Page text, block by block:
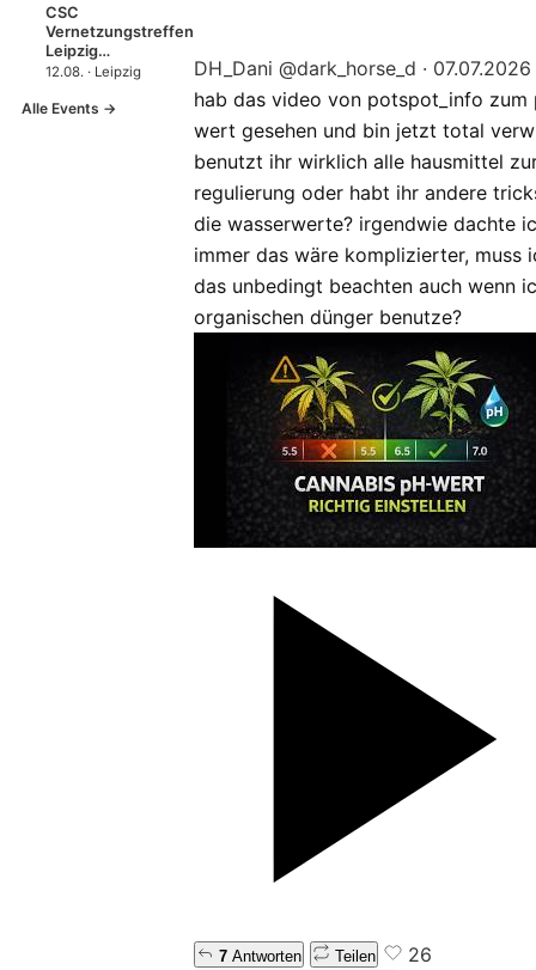
CSC
Vernetzungstreffen
Leipzig…
12.08. · Leipzig
Alle Events →
DH_Dani @dark_horse_d · 07.07.2026
hab das video von potspot_info zum
wert gesehen und bin jetzt total
benutzt ihr wirklich alle hausmittel
regulierung oder habt ihr andere
die wasserwerte? irgendwie dachte
immer das wäre komplizierter, muss
das unbedingt beachten auch wenn
organischen dünger benutze?
7 Antworten Teilen 26